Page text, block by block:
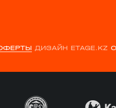
ДИЗАЙН ETAGE.KZ